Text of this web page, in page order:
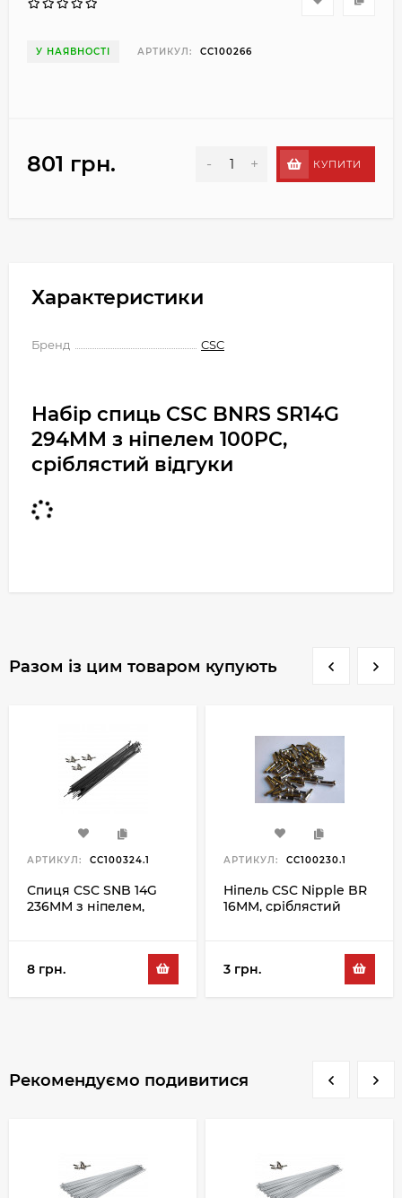
У НАЯВНОСТІ АРТИКУЛ: CC100266
801 грн. - + КУПИТИ
Характеристики
Бренд CSC
Набір спиць CSC BNRS SR14G
294MM з ніпелем 100PC,
сріблястий відгуки
Разом із цим товаром купують
АРТИКУЛ: CC100324.1
Спиця CSC SNB 14G
236MM з ніпелем,
8 грн.
АРТИКУЛ: CC100230.1
Ніпель CSC Nipple BR
16MM, сріблястий
3 грн.
Рекомендуємо подивитися